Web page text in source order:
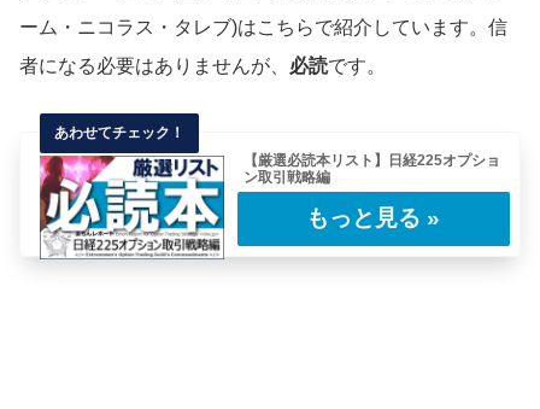
ーム・ニコラス・タレブ)はこちらで紹介しています。信
者になる必要はありませんが、 必読です。
【厳選必読本リスト】日経225オプショ
ン取引戦略編
わたしが勉強になったと思う本を厳選ピックア